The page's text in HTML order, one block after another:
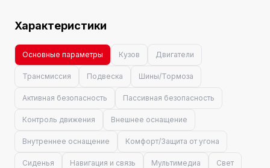
Характеристики
Основные параметры Кузов Двигатели
Трансмиссия Подвеска Шины/Тормоза
Активная безопасность Пассивная безопасность
Контроль движения Внешнее оснащение
Внутреннее оснащение Комфорт/Защита от угона
Сиденья Навигация и связь Мультимедиа Свет